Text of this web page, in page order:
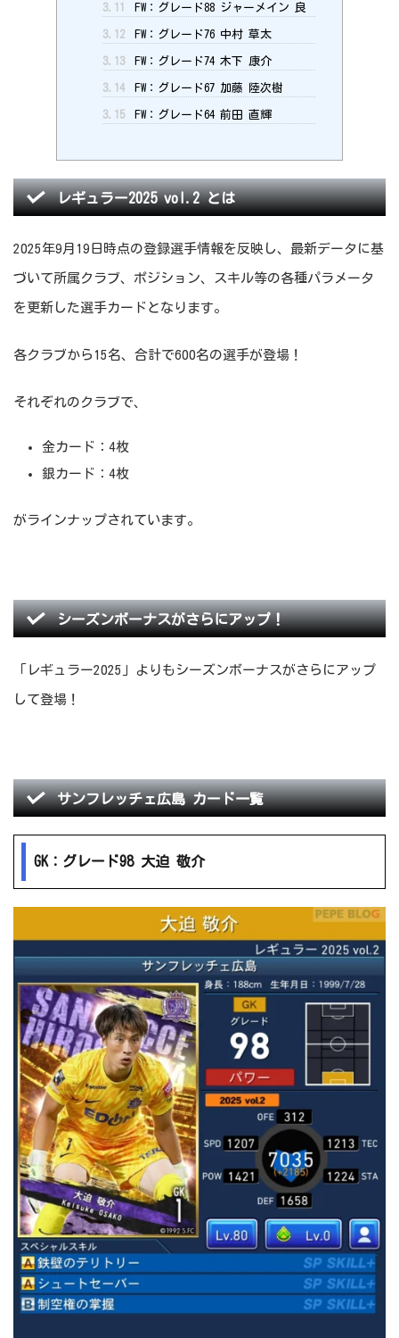
3.11 FW：グレード88 ジャーメイン 良
3.12 FW：グレード76 中村 草太
3.13 FW：グレード74 木下 康介
3.14 FW：グレード67 加藤 陸次樹
3.15 FW：グレード64 前田 直輝
レギュラー2025 vol.2 とは
2025年9月19日時点の登録選手情報を反映し、最新データに基
づいて所属クラブ、ポジション、スキル等の各種パラメータ
を更新した選手カードとなります。
各クラブから15名、合計で600名の選手が登場！
それぞれのクラブで、
金カード：4枚
銀カード：4枚
がラインナップされています。
シーズンボーナスがさらにアップ！
「レギュラー2025」よりもシーズンボーナスがさらにアップ
して登場！
サンフレッチェ広島 カード一覧
GK：グレード98 大迫 敬介